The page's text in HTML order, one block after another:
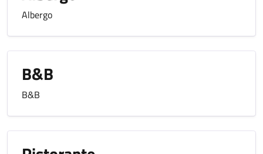
Albergo
B&B
B&B